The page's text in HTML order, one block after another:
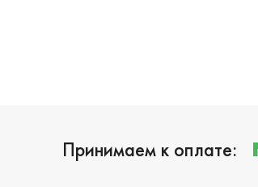
Принимаем к оплате: